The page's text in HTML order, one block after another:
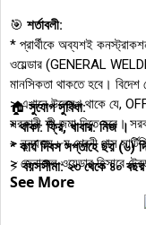
🎯 শর্তাবলী:
* প্রার্থীকে অব্যশই
ওয়েল্ডার (GENERAL
মানসিকতা থাকতে হবে। বিদেশ
> এখানে উল্লেখ থাকে যে,
সরকারী ফী জমা দিতে হবে।
> নূন্যতম ৮ম শ্রেনী পাস
> জেনারেল ওয়েল্ডার হিসাবে
> জন্ম নিবন্ধন (Birth
> NID কার্ড যদি ডিজিটাল
🏠সুযোগ সুবিধা:
*থাকা: ফ্রি, খাবার: নিজ ।
*কার্য দিবস সপ্তাহে ছয় (৬)
⚡বয়সসীমা: ২৩ থেকে ৪০
✈️ভিসা হতে সময় লাগবে ৩০
⚡ বিদেশ ফেরতদের অগ্রাধিকার
See More